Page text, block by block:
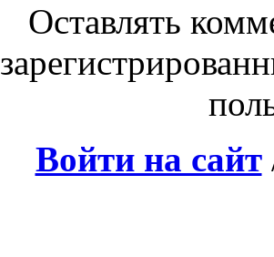
Оставлять
Войти на сайт